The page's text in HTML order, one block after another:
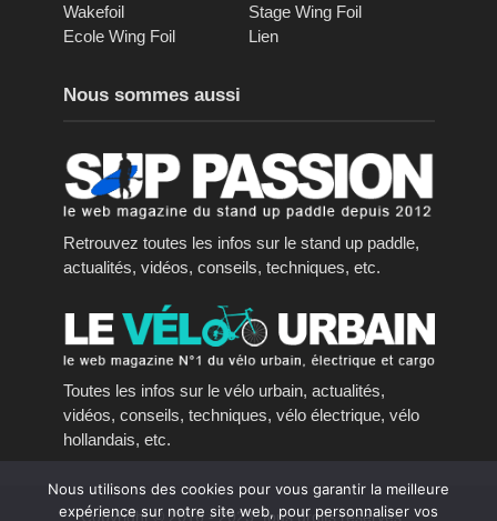
Wakefoil
Stage Wing Foil
Ecole Wing Foil
Lien
Nous sommes aussi
Retrouvez toutes les infos sur le stand up paddle,
actualités, vidéos, conseils, techniques, etc.
Toutes les infos sur le vélo urbain, actualités,
vidéos, conseils, techniques, vélo électrique, vélo
hollandais, etc.
Copyright © 2016 - 2023, tous droits réservés.
Nous utilisons des cookies pour vous garantir la meilleure
expérience sur notre site web, pour personnaliser vos